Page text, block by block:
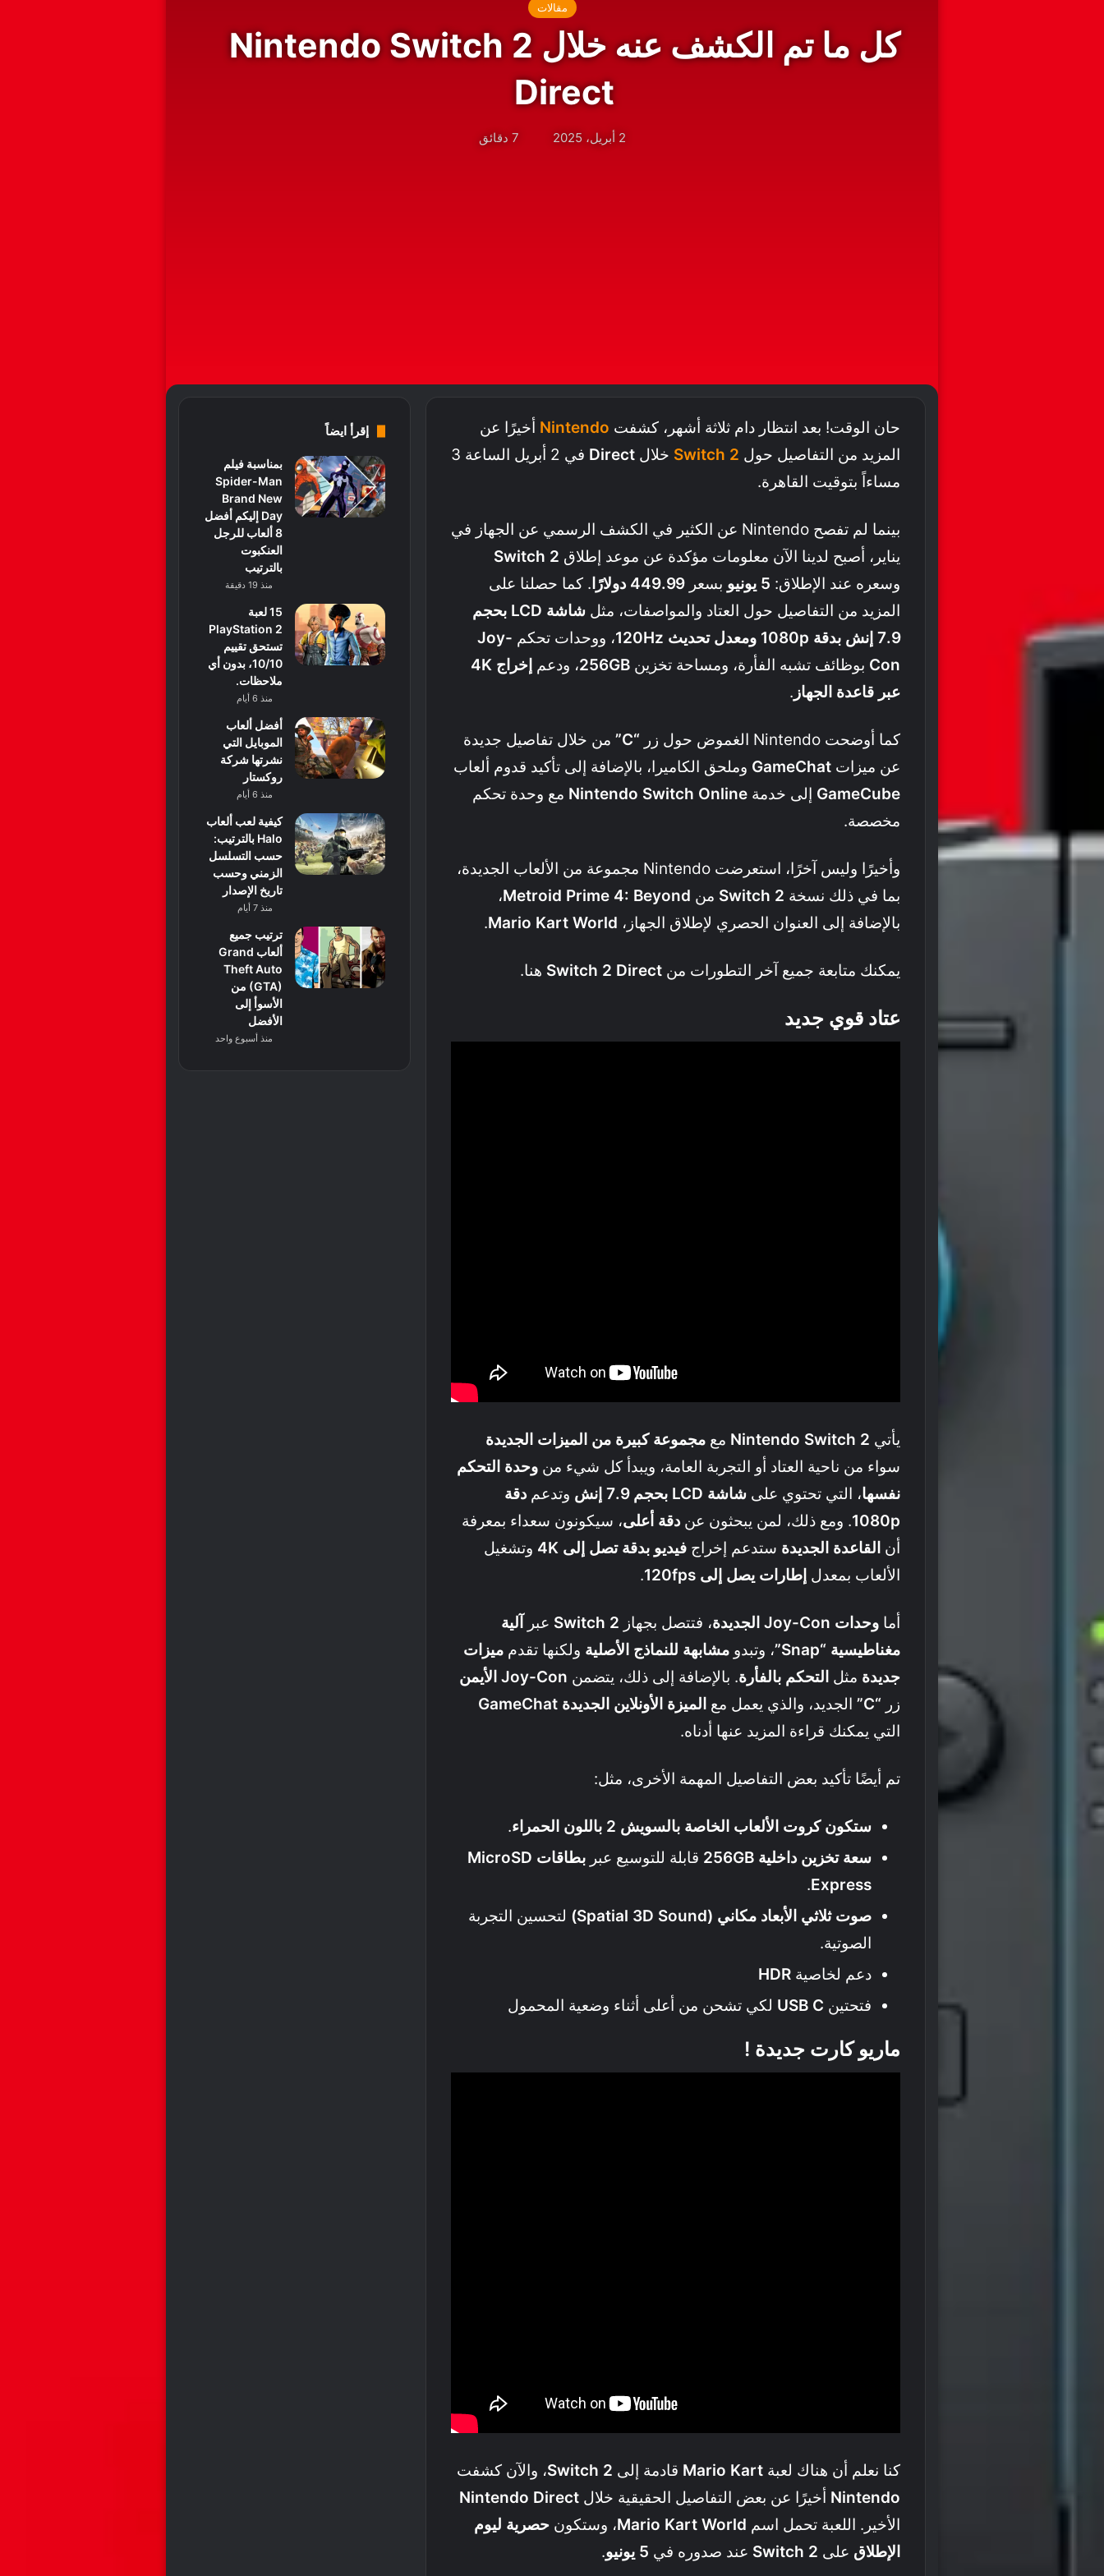
مقالات
كل ما تم الكشف عنه خلال Nintendo Switch 2
Direct
2 أبريل، 2025
حان الوقت! بعد انتظار دام ثلاثة أشهر، كشفت Nintendo أخيرًا عن
المزيد من التفاصيل حول Switch 2 خلال Direct
في 2 أبريل الساعة 3
مساءاً بتوقيت القاهرة.
بينما لم تفصح Nintendo عن الكثير في الكشف الرسمي عن الجهاز في
يناير، أصبح لدينا الآن معلومات مؤكدة عن موعد إطلاق Switch 2
وسعره عند الإطلاق: 5 يونيو بسعر 449.99 دولارًا
. كما حصلنا على
المزيد من التفاصيل حول العتاد والمواصفات، مثل
شاشة LCD بحجم
7.9 إنش بدقة 1080p ومعدل تحديث 120Hz
، ووحدات تحكم Joy-
Con بوظائف تشبه الفأرة، ومساحة تخزين 256GB، ودعم
إخراج 4K
عبر قاعدة الجهاز .
كما أوضحت Nintendo الغموض حول زر “C”
من خلال تفاصيل جديدة
عن ميزات GameChat وملحق الكاميرا، بالإضافة إلى تأكيد قدوم ألعاب
GameCube إلى خدمة Nintendo Switch Online مع وحدة تحكم
مخصصة.
وأخيرًا وليس آخرًا، استعرضت Nintendo مجموعة من الألعاب الجديدة،
بما في ذلك نسخة Switch 2 من Metroid Prime 4: Beyond،
بالإضافة إلى العنوان الحصري لإطلاق الجهاز، Mario Kart World
.
يمكنك متابعة جميع آخر التطورات من Switch 2 Direct هنا.
عتاد قوي جديد
يأتي Nintendo Switch 2 مع مجموعة كبيرة من الميزات الجديدة
سواء من ناحية العتاد أو التجربة العامة، ويبدأ كل شيء من وحدة التحكم
نفسها، التي تحتوي على شاشة LCD بحجم 7.9 إنش وتدعمدقة
1080p. ومع ذلك، لمن يبحثون عندقة أعلى، سيكونون سعداء بمعرفة
أن القاعدة الجديدة ستدعم إخراج فيديو بدقة تصل إلى 4K
وتشغيل
الألعاب بمعدل إطارات يصل إلى 120fps .
أما وحدات Joy-Con الجديدة ، فتتصل بجهاز Switch 2 عبر
آلية
مغناطيسية “Snap”
، وتبدو مشابهة للنماذج الأصلية ولكنها تقدم ميزات
جديدة مثل التحكم بالفأرة. بالإضافة إلى ذلك، يتضمن Joy-Con الأيمن
زر “C” الجديد، والذي يعمل مع الميزة الأونلاين الجديدة GameChat
التي يمكنك قراءة المزيد عنها أدناه.
تم أيضًا تأكيد بعض التفاصيل المهمة الأخرى، مثل:
ستكون كروت الألعاب الخاصة بالسويش 2 باللون الحمراء
.
سعة تخزين داخلية 256GB
قابلة للتوسيع عبر
بطاقات MicroSD
Express
.
صوت ثلاثي الأبعاد مكاني (Spatial 3D Sound)
لتحسين التجربة
الصوتية.
دعم لخاصية HDR
فتحتين USB C لكي تشحن من أعلى أثناء وضعية المحمول
ماريو كارت جديدة !
كنا نعلم أن هناك لعبة Mario Kart قادمة إلى Switch 2، والآن كشفت
Nintendo أخيرًا عن بعض التفاصيل الحقيقية خلال Nintendo Direct
الأخير. اللعبة تحمل اسم Mario Kart World، وستكون حصرية ليوم
الإطلاق على Switch 2 عند صدوره في 5 يونيو .
إقرأ ايضاً
بمناسبة فيلم
Spider-Man
Brand New
Day إليكم أفضل
8 ألعاب للرجل
العنكبوت
بالترتيب
منذ 19 دقيقة
15 لعبة
PlayStation 2
تستحق تقييم
10/10، بدون أي
ملاحظات.
منذ 6 أيام
أفضل ألعاب
الموبايل التي
نشرتها شركة
روكستار
منذ 6 أيام
كيفية لعب ألعاب
Halo بالترتيب:
حسب التسلسل
الزمني وحسب
تاريخ الإصدار
منذ 7 أيام
ترتيب جميع
ألعاب Grand
Theft Auto
(GTA) من
الأسوأ إلى
الأفضل
منذ أسبوع واحد